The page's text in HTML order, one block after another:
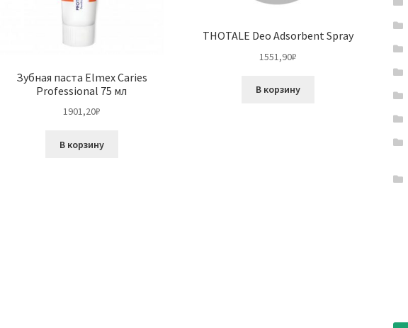
Зубная паста Elmex Caries
Professional 75 мл
1901,20₽
В корзину
THOTALE Deo Adsorbent Spray
1551,90₽
В корзину